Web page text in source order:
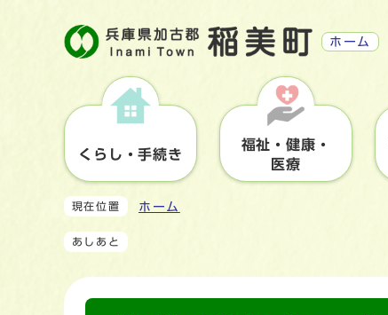
ホーム
くらし・手続き
福祉・健康・
医療
現在位置 ホーム
あしあと